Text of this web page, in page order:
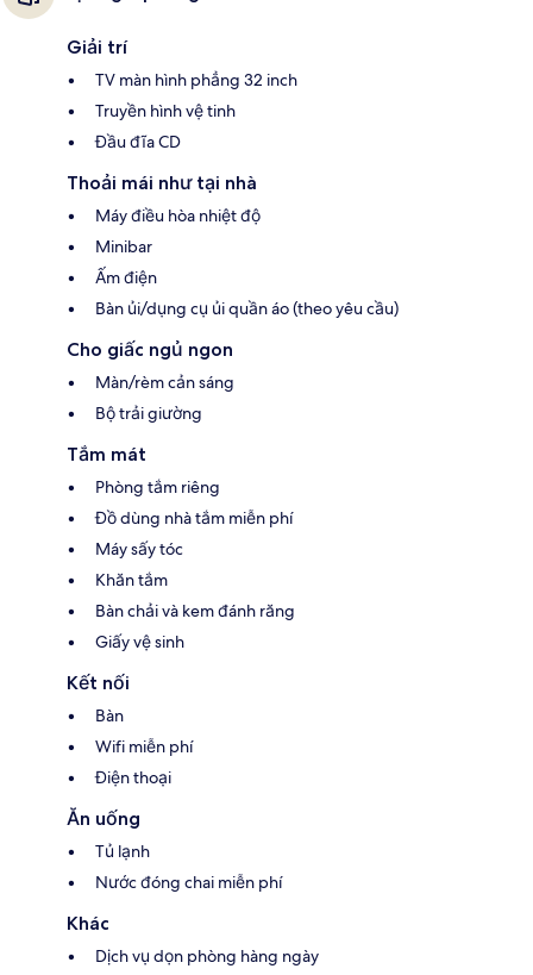
Giải trí
TV màn hình phẳng 32 inch
Truyền hình vệ tinh
Đầu đĩa CD
Thoải mái như tại nhà
Máy điều hòa nhiệt độ
Minibar
Ấm điện
Bàn ủi/dụng cụ ủi quần áo (theo yêu cầu)
Cho giấc ngủ ngon
Màn/rèm cản sáng
Bộ trải giường
Tắm mát
Phòng tắm riêng
Đồ dùng nhà tắm miễn phí
Máy sấy tóc
Khăn tắm
Bàn chải và kem đánh răng
Giấy vệ sinh
Kết nối
Bàn
Wifi miễn phí
Điện thoại
Ăn uống
Tủ lạnh
Nước đóng chai miễn phí
Khác
Dịch vụ dọn phòng hàng ngày